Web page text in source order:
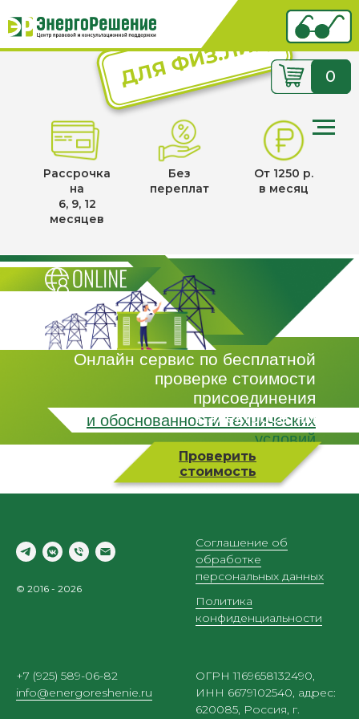
0
Рассрочка
на
6, 9, 12
месяцев
ДЛЯ ФИЗ.ЛИЦ
От 1250 р.
в месяц
Без
переплат
и обоснованности технических
условий
Онлайн сервис по бесплатной
проверке стоимости
присоединения
к электросетям
Проверить
стоимость
© 2016 - 2026
Соглашение об
обработке
персональных данных
Политика
конфиденциальности
+7 (925) 589-06-82
info@energoreshenie.ru
ОГРН 1169658132490,
ИНН 6679102540, адрес:
620085, Россия, г.